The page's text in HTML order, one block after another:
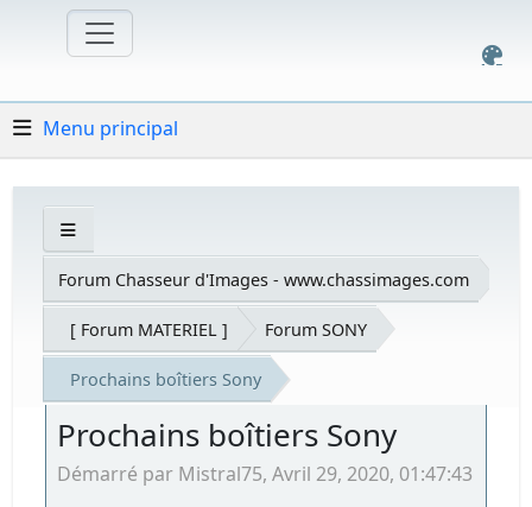
Menu principal
Forum Chasseur d'Images - www.chassimages.com
[ Forum MATERIEL ] Forum SONY
Prochains boîtiers Sony
Prochains boîtiers Sony
Démarré par Mistral75, Avril 29, 2020, 01:47:43